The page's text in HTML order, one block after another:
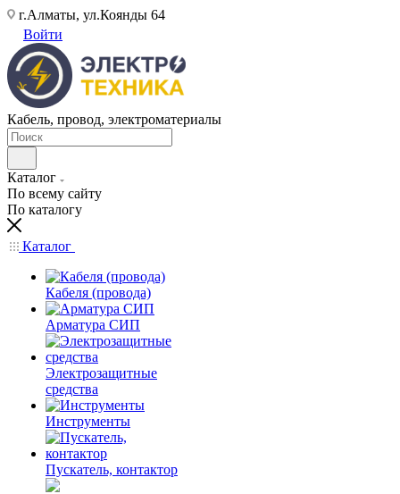
г.Алматы, ул.Коянды 64
Войти
Кабель, провод, электроматериалы
Каталог
По всему сайту
По каталогу
Каталог
Кабеля (провода)
Арматура СИП
Электрозащитные
средства
Инструменты
Пускатель, контактор